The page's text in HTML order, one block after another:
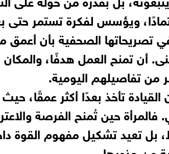
ويؤسس لفكرة تستمر حتى
تصريحاتها الصحفية بأن أعمق
أن تمنح العمل هدفًا،
من تفاصيلهم اليومية.
تأخذ بعدًا أكثر عمقًا،
حين تُمنح الفرصة
بل تعيد تشكيل مفهوم القوة